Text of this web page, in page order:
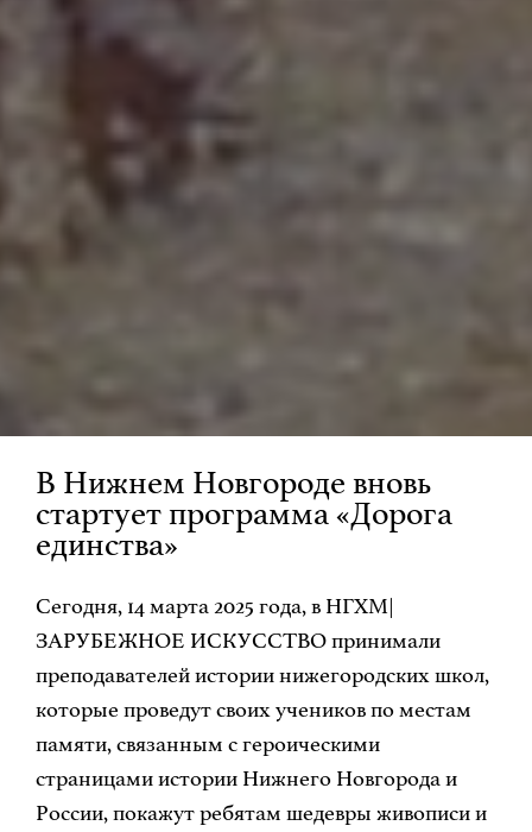
В Нижнем Новгороде вновь
стартует программа «Дорога
единства»
Сегодня, 14 марта 2025 года, в НГХМ|
ЗАРУБЕЖНОЕ ИСКУССТВО принимали
преподавателей истории нижегородских школ,
которые проведут своих учеников по местам
памяти, связанным с героическими
страницами истории Нижнего Новгорода и
России, покажут ребятам шедевры живописи и